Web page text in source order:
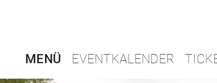
MENÜ EVENTKALENDER